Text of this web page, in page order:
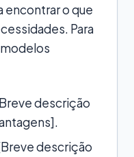
encontrar o que
Para
descrição
descrição